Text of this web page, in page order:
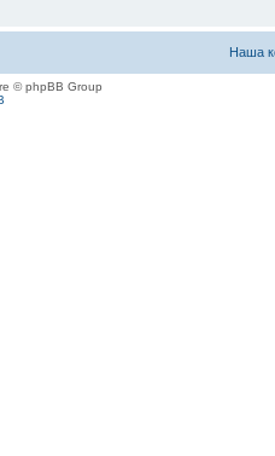
Наша
© phpBB Group